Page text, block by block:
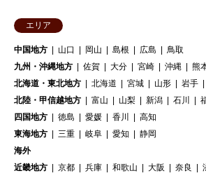
エリア
中国地方 山口 岡山 島根 広島
鳥取
九州・沖縄地方
佐賀 大分 宮崎 沖縄 熊
北海道・東北地方
北海道 宮城 山形 岩手
北陸・甲信越地方
富山 山梨 新潟 石川
四国地方
徳島 愛媛 香川
高知
東海地方
三重 岐阜 愛知
静岡
海外
近畿地方
京都 兵庫 和歌山 大阪 奈良